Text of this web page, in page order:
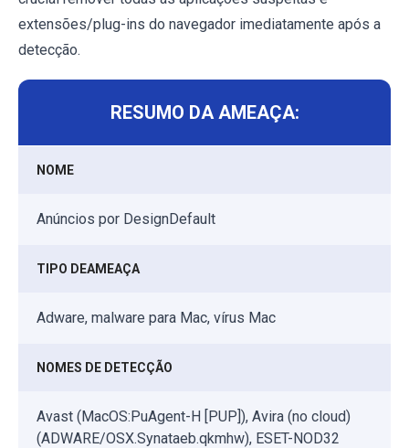
extensões/plug-ins do navegador imediatamente após a
detecção.
RESUMO DA AMEAÇA:
NOME
Anúncios por DesignDefault
TIPO DEAMEAÇA
Adware, malware para Mac, vírus Mac
NOMES DE DETECÇÃO
Avast (MacOS:PuAgent-H [PUP]), Avira (no cloud)
(ADWARE/OSX.Synataeb.qkmhw), ESET-NOD32